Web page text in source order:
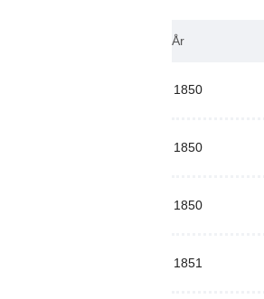
År
1850
1850
1850
1851